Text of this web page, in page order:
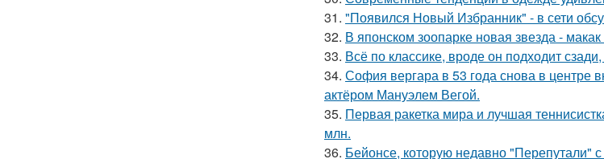
31. "Появился Новый Избранник" - в сети
32. В японском зоопарке новая звезда - макак
33. Всё по классике, вроде он подходит
34. София вергара в 53 года снова в центре
актёром Мануэлем Вегой.
35. Первая ракетка мира и лучшая
млн.
36. Бейонсе, которую недавно "Перепутали"